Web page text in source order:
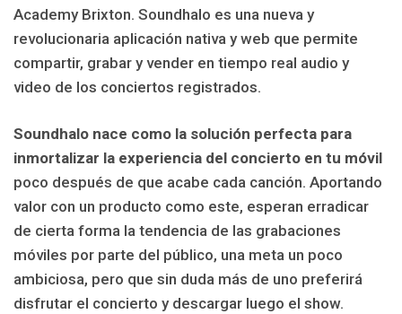
Academy Brixton. Soundhalo es una nueva y
revolucionaria aplicación nativa y web que permite
compartir, grabar y vender en tiempo real audio y
video de los conciertos registrados.
Soundhalo nace como la solución perfecta para
inmortalizar la experiencia del concierto en tu móvil
poco después de que acabe cada canción. Aportando
valor con un producto como este, esperan erradicar
de cierta forma la tendencia de las grabaciones
móviles por parte del público, una meta un poco
ambiciosa, pero que sin duda más de uno preferirá
disfrutar el concierto y descargar luego el show.